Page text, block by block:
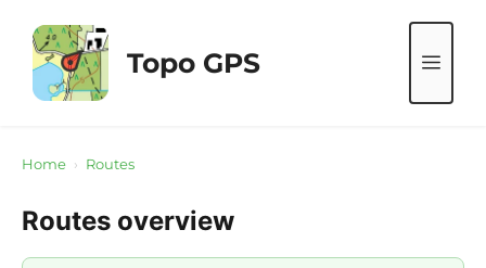
content
Topo GPS
Home › Routes
Routes overview